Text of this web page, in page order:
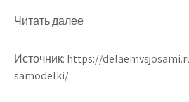
Читать далее
Источник: https://
samodelki/